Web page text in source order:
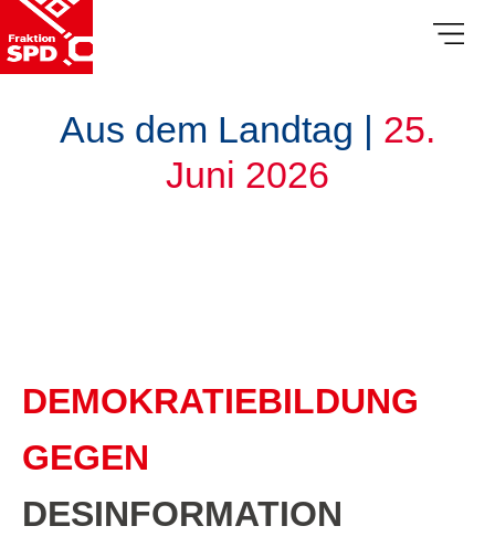
Aus dem Landtag | 25.
Juni 2026
DEMOKRATIEBILDUNG
GEGEN
DESINFORMATION